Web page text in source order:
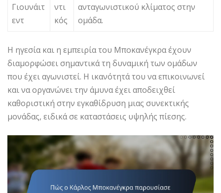
Γιουνάιτ
εντ
ντι
κός
ανταγωνιστικού κλίματος στην
ομάδα.
Η ηγεσία και η εμπειρία του Μποκανέγκρα έχουν
διαμορφώσει σημαντικά τη δυναμική των ομάδων
που έχει αγωνιστεί. Η ικανότητά του να επικοινωνεί
και να οργανώνει την άμυνα έχει αποδειχθεί
καθοριστική στην εγκαθίδρυση μιας συνεκτικής
μονάδας, ειδικά σε καταστάσεις υψηλής πίεσης.